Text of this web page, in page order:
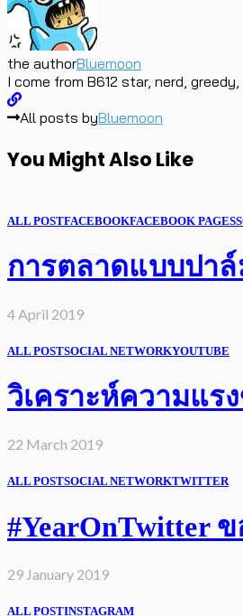
the authorBluemoon
I come from B612 star, nerd,
All posts byBluemoon
You Might Also Like
ALL POSTFACEBOOKFACEBOOK PAGES
การตลาดแบบปา
4 April 2019
ALL POSTSOCIAL NETWORKYOUTUBE
วิเคราะห์ความแร
22 March 2019
ALL POSTSOCIAL NETWORKTWITTER
#YearOnTwitter
29 January 2019
ALL POSTINSTAGRAM